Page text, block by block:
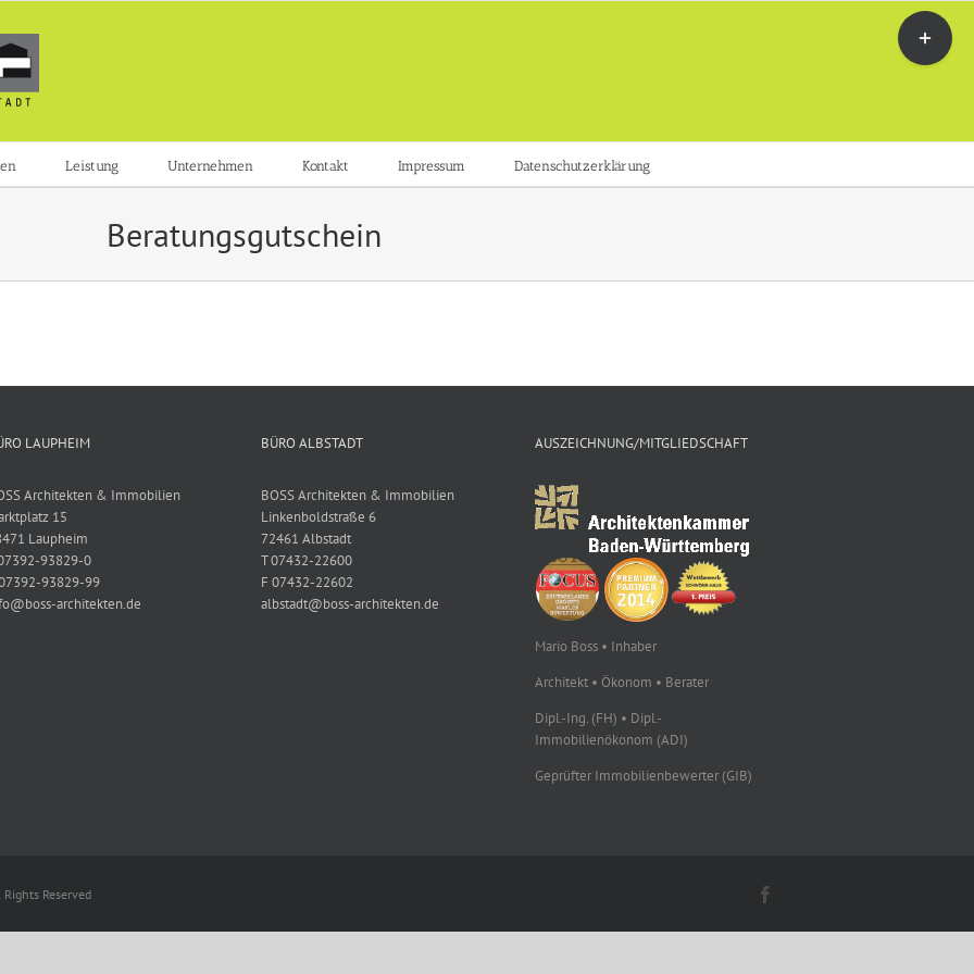
Leistung Unternehmen Kontakt Impressum Datenschutzerklärung
Beratungsgutschein
LAUPHEIM
Architekten & Immobilien
15
Laupheim
93829-0
93829-99
architekten.de
BÜRO ALBSTADT
BOSS Architekten & Immobilien
Linkenboldstraße 6
72461 Albstadt
T 07432-22600
F 07432-22602
albstadt@boss-architekten.de
AUSZEICHNUNG/MITGLIEDSCHAFT
Mario Boss • Inhaber
Architekt • Ökonom • Berater
Dipl.-Ing. (FH) • Dipl.-
Immobilienökonom (ADI)
Geprüfter Immobilienbewerter (GIB)
Reserved
Toggle
Sliding
Bar